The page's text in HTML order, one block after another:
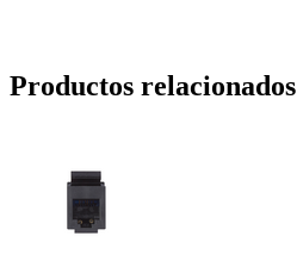
Productos relacionados